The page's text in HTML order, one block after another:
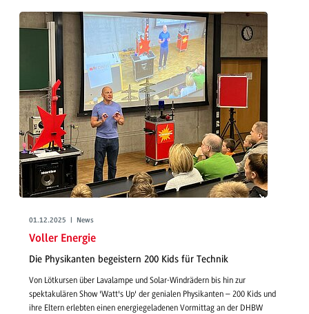
01.12.2025 | News
Voller Energie
Die Physikanten begeistern 200 Kids für Technik
Von Lötkursen über Lavalampe und Solar-Windrädern bis hin zur
spektakulären Show 'Watt's Up' der genialen Physikanten – 200 Kids und
ihre Eltern erlebten einen energiegeladenen Vormittag an der DHBW